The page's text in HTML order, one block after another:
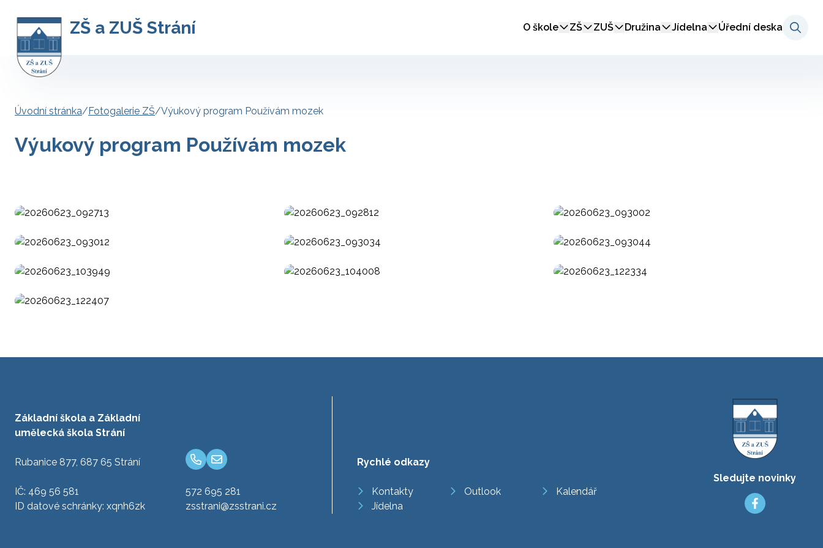
ZŠ a ZUŠ Strání O škole ZŠ ZUŠ Družina Jídelna Úřední deska
Úvodní stránka/Fotogalerie ZŠ/Výukový program Používám mozek
Výukový program Používám mozek
Základní škola a Základní
umělecká škola Strání
Rubanice 877, 687 65 Strání
IČ: 469 56 581
ID datové schránky: xqnh6zk
572 695 281
zsstrani@zsstrani.cz
Rychlé odkazy
Kontakty Outlook
Kalendář
Jídelna
Sledujte novinky